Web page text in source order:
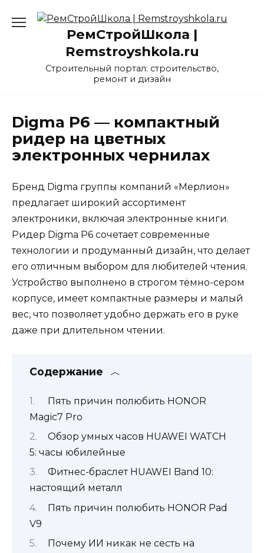
РемСтройШкола |
Remstroyshkola.ru
Строительный портал: строительство,
ремонт и дизайн
Digma P6 — компактный
ридер на цветных
электронных чернилах
Бренд Digma группы компаний «Мерлион»
предлагает широкий ассортимент
электроники, включая электронные книги.
Ридер Digma P6 сочетает современные
технологии и продуманный дизайн, что делает
его отличным выбором для любителей чтения.
Устройство выполнено в строгом тёмно-сером
корпусе, имеет компактные размеры и малый
вес, что позволяет удобно держать его в руке
даже при длительном чтении.
Содержание
Пять причин полюбить HONOR
Magic7 Pro
Обзор умных часов HUAWEI WATCH
5: часы юбилейные
Фитнес-браслет HUAWEI Band 10:
настоящий металл
Пять причин полюбить HONOR Pad
V9
Почему ИИ никак не сесть на